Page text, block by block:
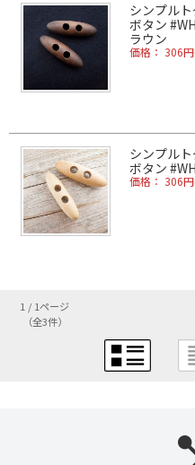
シンプル
ボタン
ラウン
価格： 306
シンプル
ボタン
価格： 306
1 / 1ページ
（全3件）